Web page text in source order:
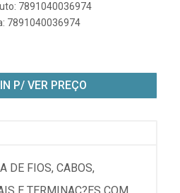
7891040036974
7891040036974
P/ VER PREÇO
DE FIOS, CABOS,